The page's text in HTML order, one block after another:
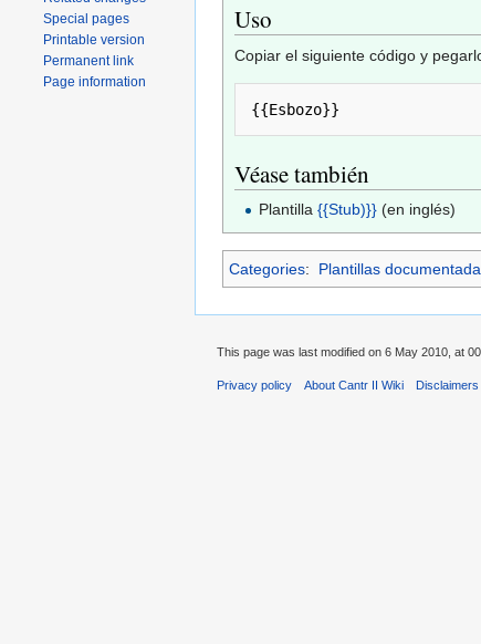
Uso
Copiar el siguiente código y
Véase también
Plantilla{{Stub)}} (en inglés)
Categories: Plantillas
Special pages
Printable version
Permanent link
Page information
This page was last modified on 6 May 2010, at
Privacy policy About Cantr II Wiki Disclaimers